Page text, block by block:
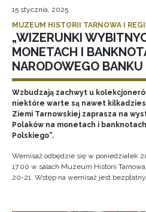
15 stycznia, 2025
MUZEUM HISTORII TARNOWA I
„WIZERUNKI
MONETACH I
NARODOWEGO BANKU
Wzbudzają zachwyt u
niektóre warte są nawet
Ziemi Tarnowskiej zaprasza na
Polaków na monetach i
Polskiego”.
Wernisaż odbędzie się w poniedziałek
17.00 w salach Muzeum Historii
20-21. Wstęp na wernisaż jest bezpłatny.